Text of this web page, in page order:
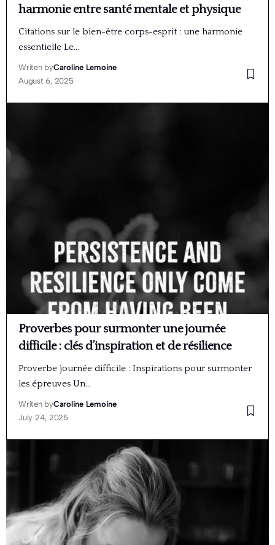
harmonie entre santé mentale et physique
Citations sur le bien-être corps-esprit : une harmonie
essentielle Le…
Writen byCaroline Lemoine
August 6, 2025
Proverbes pour surmonter une journée
difficile : clés d’inspiration et de résilience
Proverbe journée difficile : Inspirations pour surmonter
les épreuves Un…
Writen byCaroline Lemoine
July 24, 2025